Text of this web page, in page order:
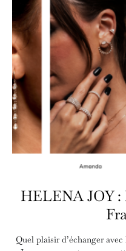
HELENA JOY :
Quel plaisir d’échanger